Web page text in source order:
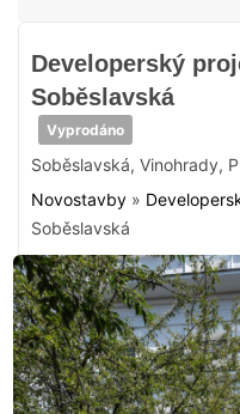
Developerský
Soběslavská
Vyprodáno
Soběslavská, Vinohrady,
Novostavby »
Soběslavská